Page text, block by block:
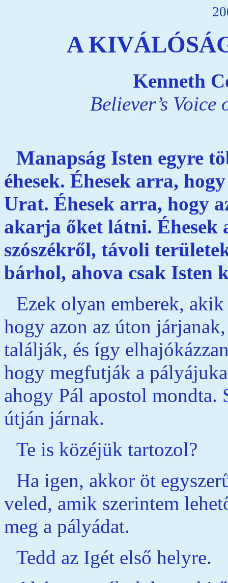
A
Kenneth
Believer’s
Manapság Isten egyre
éhesek. Éhesek arra,
Urat. Éhesek arra, hogy
akarja őket látni. Éhesek
szószékről, távoli
bárhol, ahova csak Isten
Ezek olyan emberek,
hogy azon az úton
találják, és így
hogy megfutják a
ahogy Pál apostol mondta.
útján járnak.
Te is közéjük tartozol?
Ha igen, akkor öt
veled, amik szerintem
meg a pályádat.
Tedd az Igét első helyre.